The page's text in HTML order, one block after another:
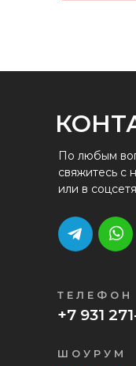
+7 931
По любым
свяжитесь с
или в
ТЕЛЕФОН
ШОУРУМ